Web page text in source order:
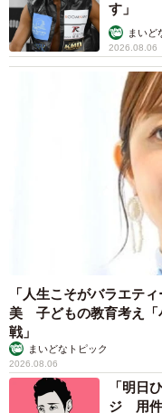
す」
まいど
2026.08.06
「人生こそがバラエテ
美 子どもの教育考え「
戦」
まいどなトピック
2026.08.06
「明日
ジ 用件